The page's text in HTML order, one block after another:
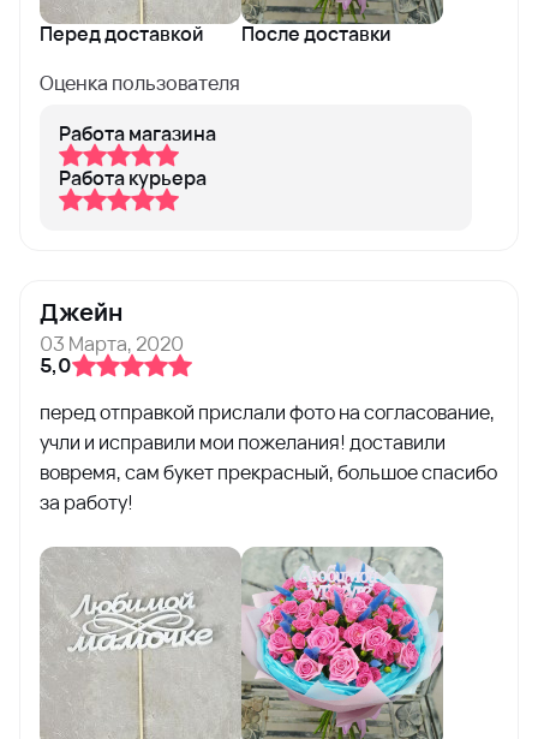
Перед доставкой
После доставки
Оценка пользователя
Работа магазина
Работа курьера
Джейн
5,0
03 Марта, 2020
перед отправкой прислали фото на согласование,
учли и исправили мои пожелания! доставили
вовремя, сам букет прекрасный, большое спасибо
за работу!